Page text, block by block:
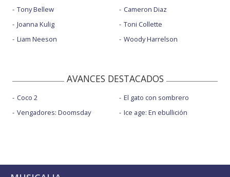
Tony Bellew
Joanna Kulig
Liam Neeson
Cameron Diaz
Toni Collette
Woody Harrelson
AVANCES DESTACADOS
Coco 2
Vengadores: Doomsday
El gato con sombrero
Ice age: En ebullición